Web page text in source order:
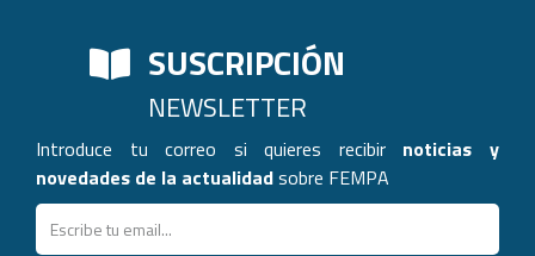
SUSCRIPCIÓN
NEWSLETTER
Introduce tu correo si quieres recibir noticias y
novedades de la actualidadsobre FEMPA